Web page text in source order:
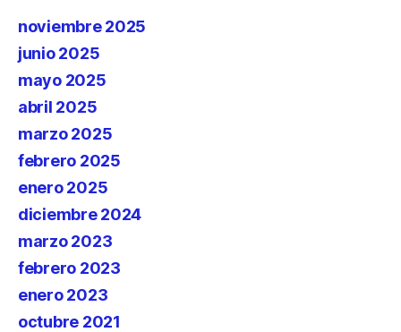
noviembre 2025
junio 2025
mayo 2025
abril 2025
marzo 2025
febrero 2025
enero 2025
diciembre 2024
marzo 2023
febrero 2023
enero 2023
octubre 2021